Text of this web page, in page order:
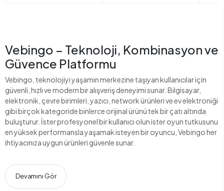
Vebingo – Teknoloji, Kombinasyon ve
Güvence Platformu
Vebingo, teknolojiyi yaşamın merkezine taşıyan kullanıcılar için
güvenli, hızlı ve modern bir alışveriş deneyimi sunar. Bilgisayar,
elektronik, çevre birimleri, yazıcı, network ürünleri ve ev elektroniği
gibi birçok kategoride binlerce orijinal ürünü tek bir çatı altında
buluşturur. İster profesyonel bir kullanıcı olun ister oyun tutkusunu
en yüksek performansla yaşamak isteyen bir oyuncu, Vebingo her
ihtiyacınıza uygun ürünleri güvenle sunar.
Devamını Gör